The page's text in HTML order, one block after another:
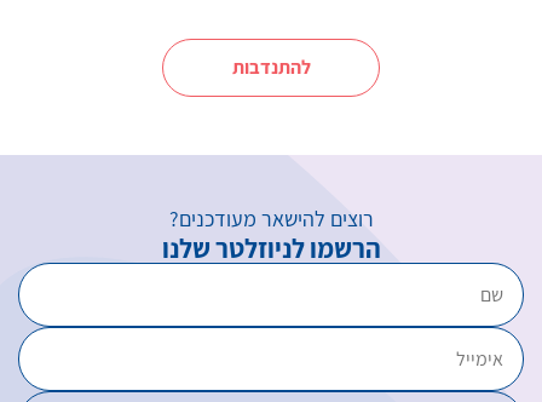
להתנדבות
רוצים להישאר מעודכנים?
הרשמו לניוזלטר שלנו